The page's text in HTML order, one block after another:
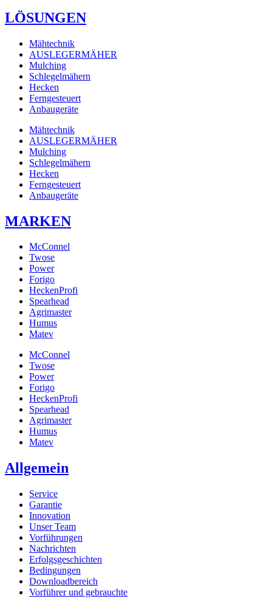
LÖSUNGEN
Mähtechnik
AUSLEGERMÄHER
Mulching
Schlegelmähern
Hecken
Ferngesteuert
Anbaugeräte
Mähtechnik
AUSLEGERMÄHER
Mulching
Schlegelmähern
Hecken
Ferngesteuert
Anbaugeräte
MARKEN
McConnel
Twose
Power
Forigo
HeckenProfi
Spearhead
Agrimaster
Humus
Matev
McConnel
Twose
Power
Forigo
HeckenProfi
Spearhead
Agrimaster
Humus
Matev
Allgemein
Service
Garantie
Innovation
Unser Team
Vorführungen
Nachrichten
Erfolgsgeschichten
Bedingungen
Downloadbereich
Vorführer und gebrauchte